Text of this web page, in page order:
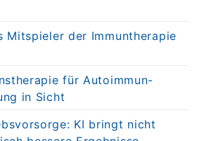
Mitspieler der Immuntherapie
für Autoimmun-
in Sicht
KI bringt nicht